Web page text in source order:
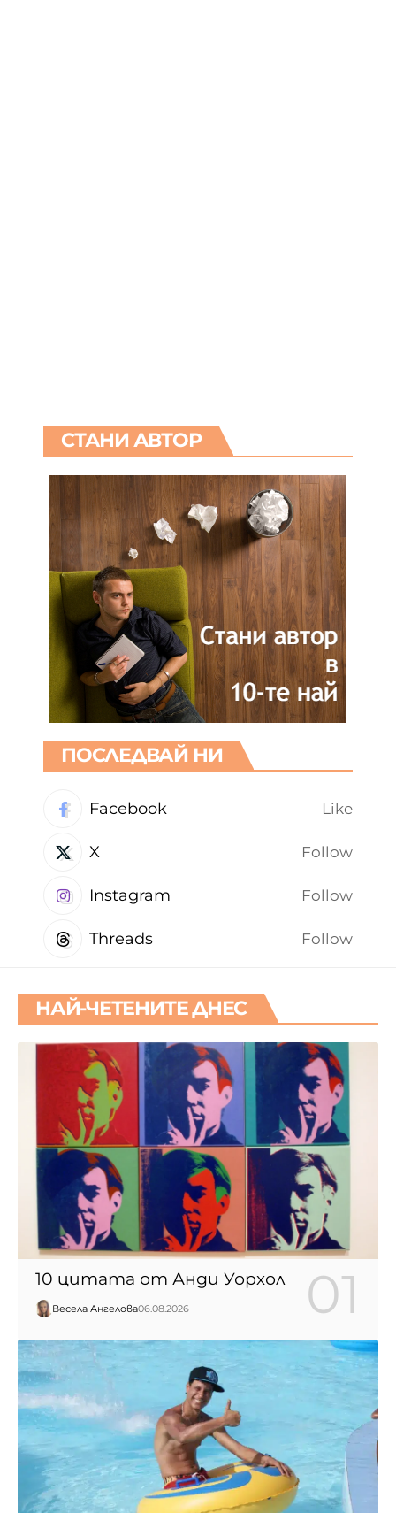
СТАНИ АВТОР
ПОСЛЕДВАЙ НИ
Facebook Like
X Follow
Instagram Follow
Threads Follow
НАЙ-ЧЕТЕНИТЕ ДНЕС
10 цитата от Анди Уорхол
Весела Ангелова06.08.2026